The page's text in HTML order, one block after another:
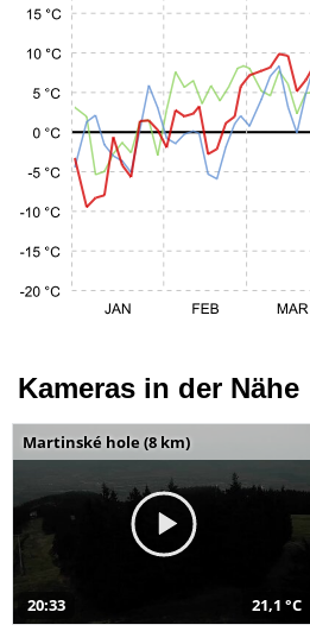
Kameras in der Nähe
Martinské hole (8 km)
20:33 21,1 °C